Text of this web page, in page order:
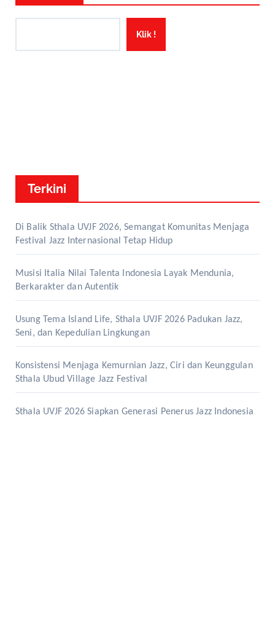
Klik !
Terkini
Di Balik Sthala UVJF 2026, Semangat Komunitas Menjaga
Festival Jazz Internasional Tetap Hidup
Musisi Italia Nilai Talenta Indonesia Layak Mendunia,
Berkarakter dan Autentik
Usung Tema Island Life, Sthala UVJF 2026 Padukan Jazz,
Seni, dan Kepedulian Lingkungan
Konsistensi Menjaga Kemurnian Jazz, Ciri dan Keunggulan
Sthala Ubud Village Jazz Festival
Sthala UVJF 2026 Siapkan Generasi Penerus Jazz Indonesia